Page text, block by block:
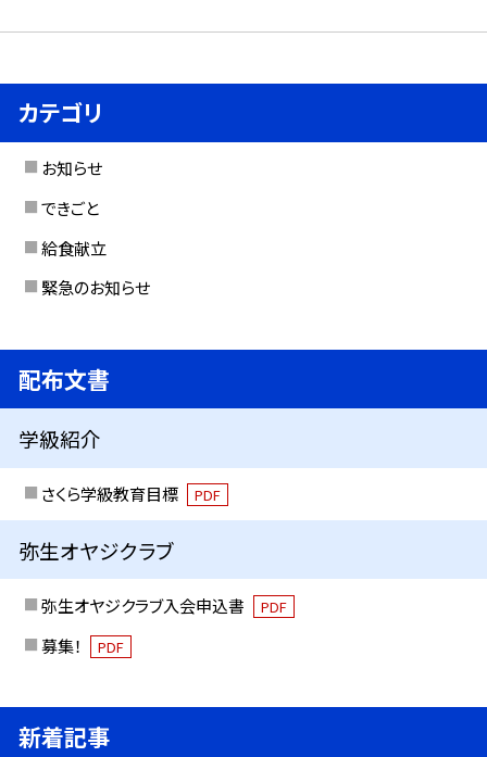
カテゴリ
お知らせ
できごと
給食献立
緊急のお知らせ
配布文書
学級紹介
さくら学級教育目標 PDF
弥生オヤジクラブ
弥生オヤジクラブ入会申込書 PDF
募集！ PDF
新着記事